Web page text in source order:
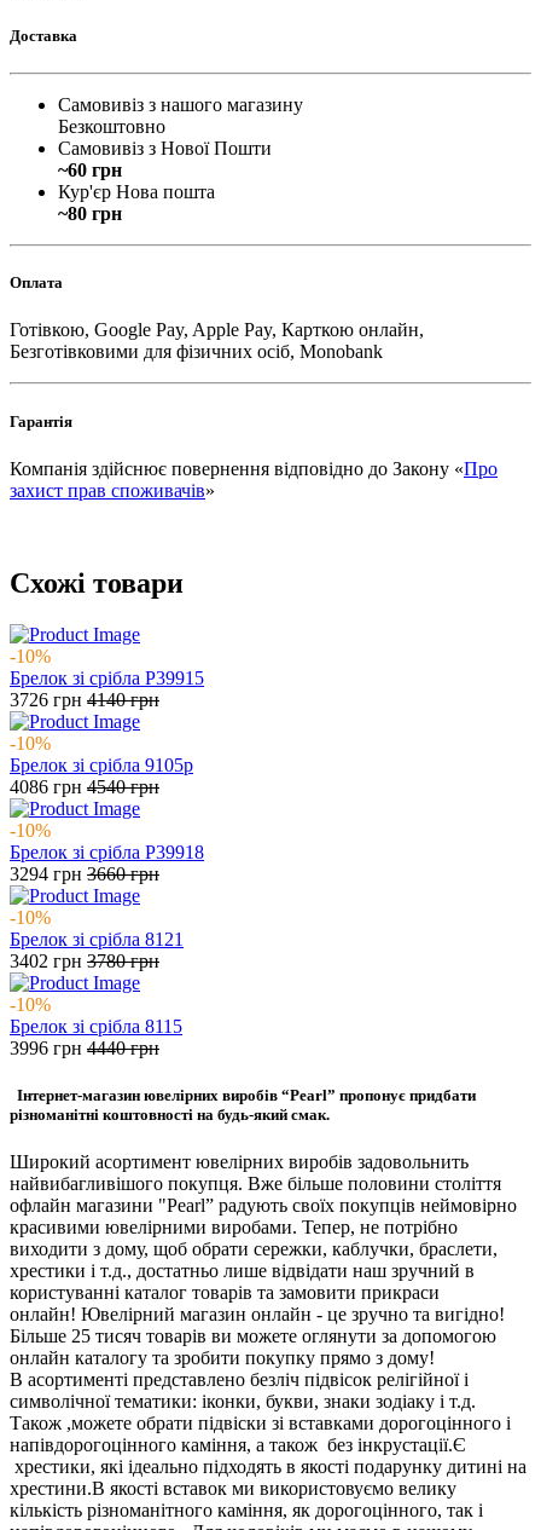
Доставка
Самовивіз з нашого магазину
Безкоштовно
Самовивіз з Нової Пошти
~60 грн
Кур'єр Нова пошта
~80 грн
Оплата
Готівкою, Google Pay, Apple Pay, Карткою онлайн,
Безготівковими для фізичних осіб, Monobank
Гарантія
Компанія здійснює повернення відповідно до Закону «Про
захист прав споживачів»
Схожі товари
-10%
Брелок зі срібла Р39915
3726 грн 4140грн
-10%
Брелок зі срібла 9105р
4086 грн 4540грн
-10%
Брелок зі срібла Р39918
3294 грн 3660грн
-10%
Брелок зі срібла 8121
3402 грн 3780грн
-10%
Брелок зі срібла 8115
3996 грн 4440грн
Інтернет-магазин ювелірних виробів “Pearl” пропонує придбати
різноманітні коштовності на будь-який смак.
Широкий асортимент ювелірних виробів задовольнить
найвибагливішого покупця. Вже більше половини століття
офлайн магазини "Pearl” радують своїх покупців неймовірно
красивими ювелірними виробами. Тепер, не потрібно
виходити з дому, щоб обрати сережки, каблучки, браслети,
хрестики і т.д., достатньо лише відвідати наш зручний в
користуванні каталог товарів та замовити прикраси
онлайн! Ювелірний магазин онлайн - це зручно та вигідно!
Більше 25 тисяч товарів ви можете оглянути за допомогою
онлайн каталогу та зробити покупку прямо з дому!
В асортименті представлено безліч підвісок релігійної і
символічної тематики: іконки, букви, знаки зодіаку і т.д.
Також ,можете обрати підвіски зі вставками дорогоцінного і
напівдорогоцінного каміння, а також без інкрустації.Є
хрестики, які ідеально підходять в якості подарунку дитині на
хрестини.В якості вставок ми використовуємо велику
кількість різноманітного каміння, як дорогоцінного, так і